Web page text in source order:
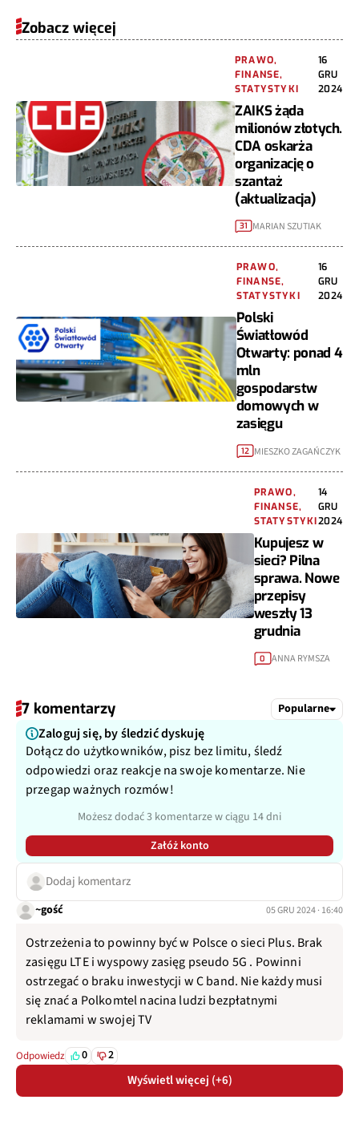
Zobacz więcej
PRAWO,
FINANSE,
STATYSTYKI
16
GRU
2024
ZAIKS żąda
milionów złotych.
CDA oskarża
organizację o
szantaż
(aktualizacja)
31 MARIAN SZUTIAK
PRAWO,
FINANSE,
STATYSTYKI
16
GRU
2024
Polski
Światłowód
Otwarty: ponad 4
mln
gospodarstw
domowych w
zasięgu
12 MIESZKO ZAGAŃCZYK
PRAWO,
FINANSE,
STATYSTYKI
14
GRU
2024
Kupujesz w
sieci? Pilna
sprawa. Nowe
przepisy
weszły 13
grudnia
0 ANNA RYMSZA
7 komentarzy Popularne
Zaloguj się, by śledzić dyskuję
Dołącz do użytkowników, pisz bez limitu, śledź
odpowiedzi oraz reakcje na swoje komentarze. Nie
przegap ważnych rozmów!
Możesz dodać 3 komentarze w ciągu 14 dni
Załóż konto
Dodaj komentarz
~gość 05 GRU 2024 · 16:40
Ostrzeżenia to powinny być w Polsce o sieci Plus. Brak
zasięgu LTE i wyspowy zasięg pseudo 5G . Powinni
ostrzegać o braku inwestycji w C band. Nie każdy musi
się znać a Polkomtel nacina ludzi bezpłatnymi
reklamami w swojej TV
Odpowiedz 0 2
Wyświetl więcej (+6)